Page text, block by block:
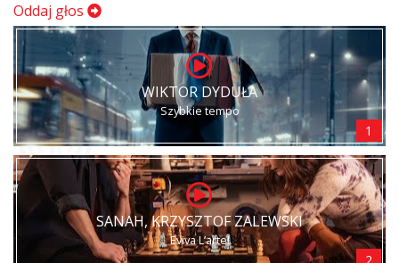
Oddaj głos
WIKTOR DYDUŁA
Szybkie tempo
1
SANAH, KRZYSZTOF ZALEWSKI
Eviva L’arte!